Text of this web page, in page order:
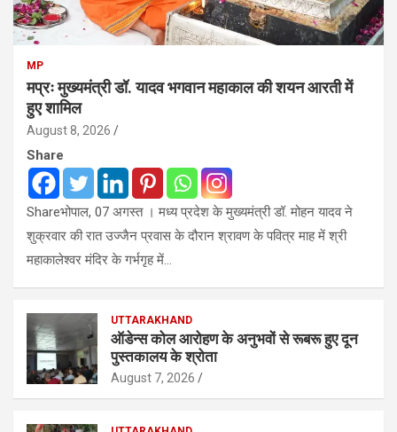
MP
मप्रः मुख्यमंत्री डॉ. यादव भगवान महाकाल की शयन आरती में
हुए शामिल
August 8, 2026
Share
Shareभोपाल, 07 अगस्त । मध्य प्रदेश के मुख्यमंत्री डॉ. मोहन यादव ने
शुक्रवार की रात उज्जैन प्रवास के दौरान श्रावण के पवित्र माह में श्री
महाकालेश्‍वर मंदिर के गर्भगृह में…
UTTARAKHAND
ऑडेन्स कोल आरोहण के अनुभवों से रूबरू हुए दून
पुस्तकालय के श्रोता
August 7, 2026